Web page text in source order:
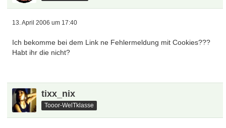
13. April 2006 um 17:40
Ich bekomme bei dem Link ne Fehlermeldung mit Cookies???
Habt ihr die nicht?
tixx_nix
Tooor-WelTklasse